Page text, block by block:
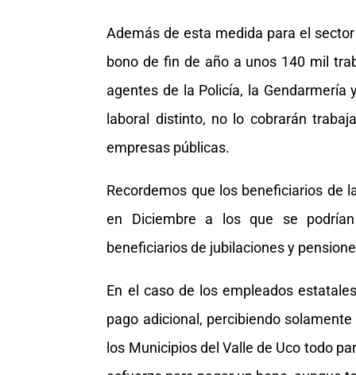
Además de esta medida para el
bono de fin de año a unos 140 mil
agentes de la Policía, la
laboral distinto, no lo cobrarán
empresas públicas.
Recordemos que los beneficiarios de
en Diciembre a los que se
beneficiarios de jubilaciones y
En el caso de los empleados
pago adicional, percibiendo
los Municipios del Valle de Uco todo